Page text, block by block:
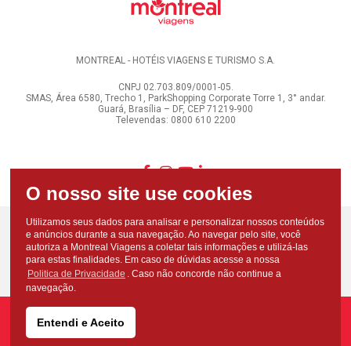
MONTREAL - HOTÉIS VIAGENS E TURISMO S.A.
CNPJ 02.703.809/0001-05.
SMAS, Área 6580, Trecho 1, ParkShopping Corporate Torre 1, 3° andar.
Guará, Brasília – DF, CEP 71219-900
Televendas: 0800 610 2200
Copyright - Todos os direitos reservados - Montreal Viagens - 2026
Utilizamos seus dados para analisar e personalizar nossos conteúdos
e anúncios durante a sua navegação. Ao navegar pelo site, você
autoriza a Montreal Viagens a coletar tais informações e utilizá-las
para estas finalidades. Em caso de dúvidas acesse a nossa
Politica de Privacidade . Caso não concorde não continue a
navegação.
Entendi e Aceito